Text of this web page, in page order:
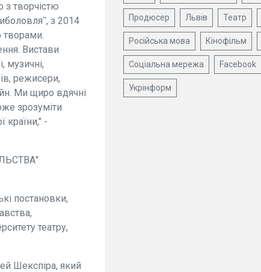
з творчістю
з 2014
творами.
Вистави
музичні,
режисери,
Ми щиро вдячні
зрозуміти
країни," -
постановки,
театру,
Шекспіра, який
Продюсер Львів Театр
Російська мова Кінофільм
Соціальна мережа Facebook
Укрінформ